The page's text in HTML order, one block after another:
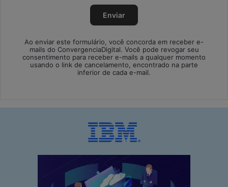
Ao enviar este formulário, você concorda em receber e-
mails do ConvergenciaDigital. Você pode revogar seu
consentimento para receber e-mails a qualquer momento
usando o link de cancelamento, encontrado na parte
inferior de cada e-mail.